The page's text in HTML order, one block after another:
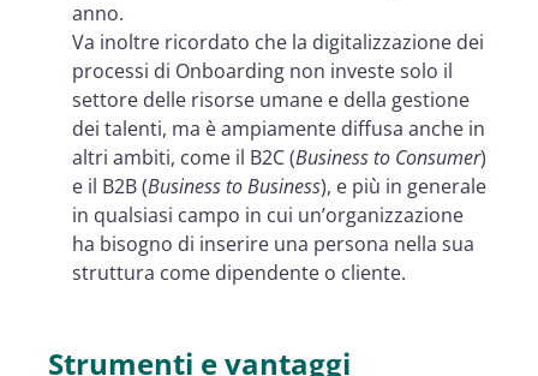
anno.
Va inoltre ricordato che la digitalizzazione dei
processi di Onboarding non investe solo il
settore delle risorse umane e della gestione
dei talenti, ma è ampiamente diffusa anche in
altri ambiti, come il B2C (Business to Consumer)
e il B2B (Business to Business), e più in generale
in qualsiasi campo in cui un’organizzazione
ha bisogno di inserire una persona nella sua
struttura come dipendente o cliente.
Strumenti e vantaggi